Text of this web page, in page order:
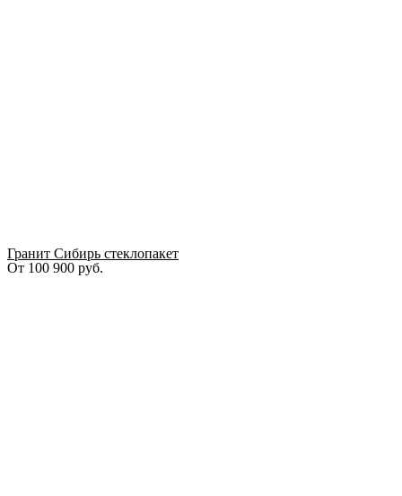
Гранит Сибирь стеклопакет
От 100 900 руб.